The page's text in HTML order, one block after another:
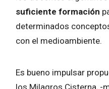
suficiente formación
determinados
con el medioambiente.
Es bueno impulsar
los Milagros Cisterna, -